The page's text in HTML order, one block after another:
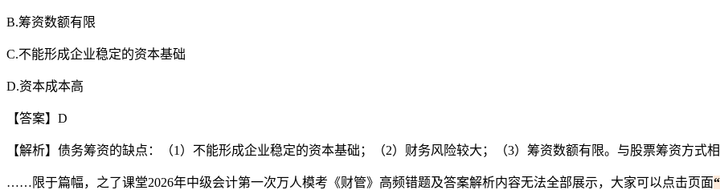
B.筹资数额有限
C.不能形成企业稳定的资本基础
D.资本成本高
【答案】D
【解析】债务筹资的缺点：（1）不能形成企业稳定的资本基础；（2）财务风险较大；（3）筹资数额有限。与股票筹资方式
……限于篇幅，之了课堂2026年中级会计第一次万人模考《财管》高频错题及答案解析内容无法全部展示，大家可以点击页面